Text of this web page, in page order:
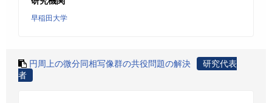
早稲田大学
円周上の微分同相写像群の共役問題の解決
研究代表
者